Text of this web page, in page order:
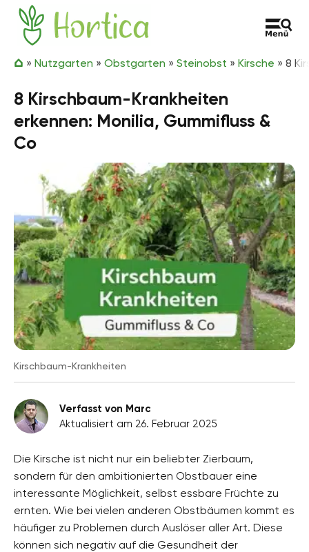
Zum Inhalt springen
Hortica
» Nutzgarten » Obstgarten » Steinobst » Kirsche » 8
8 Kirschbaum-Krankheiten
erkennen: Monilia, Gummifluss &
Co
Kirschbaum-Krankheiten
Verfasst von Marc
Aktualisiert am 26. Februar 2025
Die Kirsche ist nicht nur ein beliebter Zierbaum,
sondern für den ambitionierten Obstbauer eine
interessante Möglichkeit, selbst essbare Früchte zu
ernten. Wie bei vielen anderen Obstbäumen kommt es
häufiger zu Problemen durch Auslöser aller Art. Diese
können sich negativ auf die Gesundheit der